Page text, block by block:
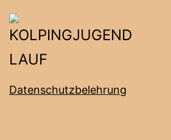
Datenschutzbelehrung